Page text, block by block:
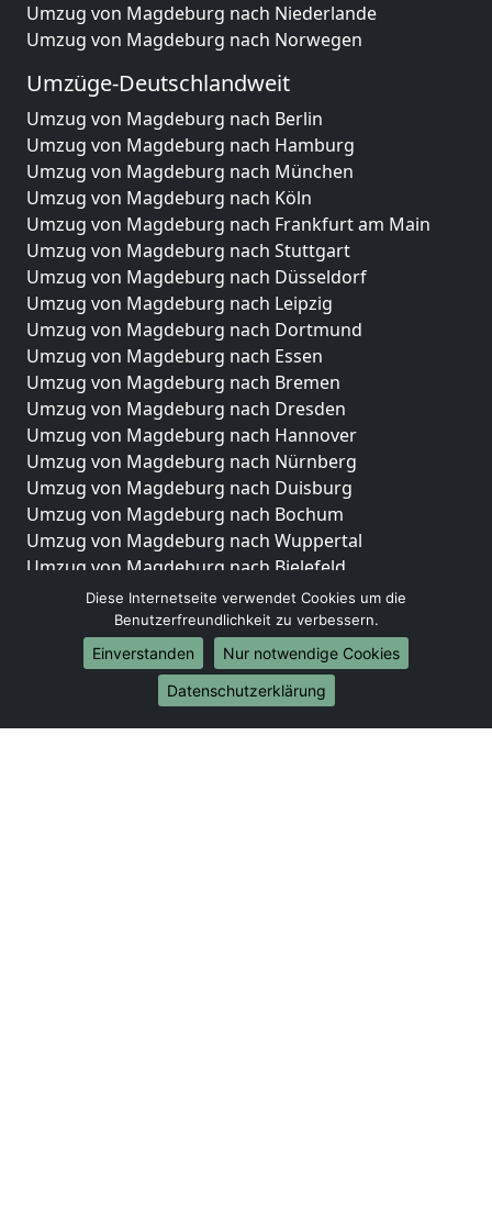
Umzug von Magdeburg nach Niederlande
Umzug von Magdeburg nach Norwegen
Umzüge-Deutschlandweit
Umzug von Magdeburg nach Berlin
Umzug von Magdeburg nach Hamburg
Umzug von Magdeburg nach München
Umzug von Magdeburg nach Köln
Umzug von Magdeburg nach Frankfurt am Main
Umzug von Magdeburg nach Stuttgart
Umzug von Magdeburg nach Düsseldorf
Umzug von Magdeburg nach Leipzig
Umzug von Magdeburg nach Dortmund
Umzug von Magdeburg nach Essen
Umzug von Magdeburg nach Bremen
Umzug von Magdeburg nach Dresden
Umzug von Magdeburg nach Hannover
Umzug von Magdeburg nach Nürnberg
Umzug von Magdeburg nach Duisburg
Umzug von Magdeburg nach Bochum
Umzug von Magdeburg nach Wuppertal
Umzug von Magdeburg nach Bielefeld
Umzug von Magdeburg nach Bonn
Umzug von Magdeburg nach Münster
Internationale-Umzüge
Umzug von Magdeburg nach Brasilien
Umzug von Magdeburg nach Brunei Darussalam
Diese Internetseite verwendet Cookies um die
Benutzerfreundlichkeit zu verbessern.
Einverstanden
Nur notwendige Cookies
Datenschutzerklärung